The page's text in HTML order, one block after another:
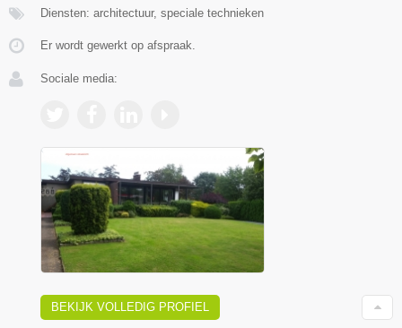
Diensten: architectuur, speciale technieken
Er wordt gewerkt op afspraak.
Sociale media:
BEKIJK VOLLEDIG PROFIEL